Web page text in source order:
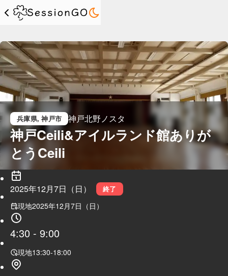
兵庫県, 神戸市 神戸北野ノスタ
神戸Ceili&アイルランド館ありが
とうCeili
2025年12月7日（日） 終了
現地2025年12月7日（日）
4:30 - 9:00
現地13:30-18:00